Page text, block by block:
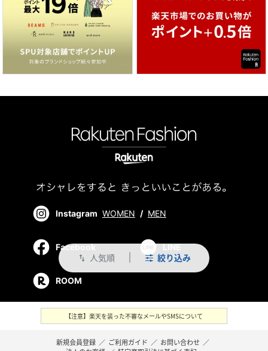
swap_vert 人気順 絞り込み
Instagram WOMEN / MEN
Facebook LINE
ROOM
【注意】楽天を装った不審なメールやSMSについて
新規会員登録 ／ ご利用ガイド ／ お問い合わせ ／